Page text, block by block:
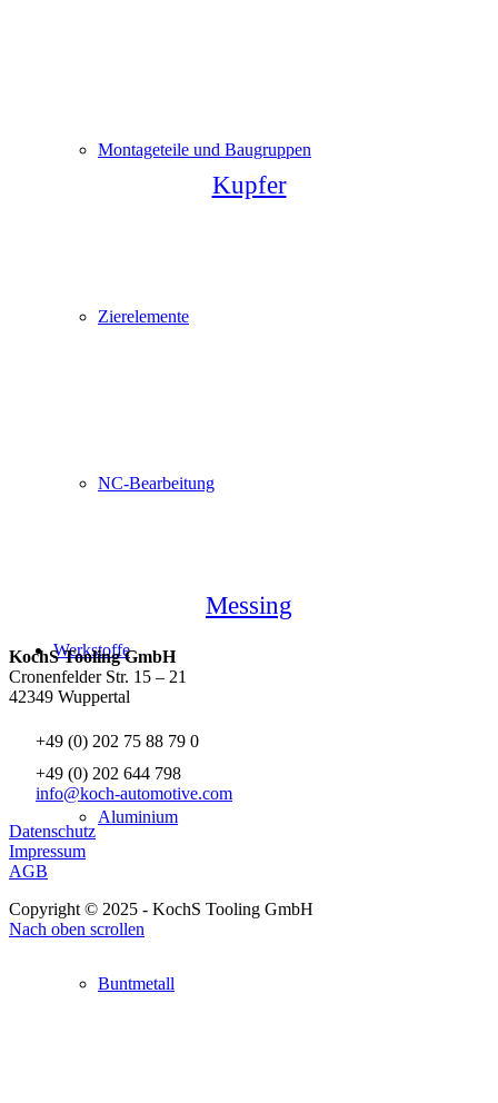
Montageteile und Baugruppen
Zierelemente
NC-Bearbeitung
Werkstoffe
Aluminium
Buntmetall
Kupfer
Messing
KochS Tooling GmbH
Cronenfelder Str. 15 – 21
42349 Wuppertal
+49 (0) 202 75 88 79 0
+49 (0) 202 644 798
info@koch-automotive.com
Datenschutz
Impressum
AGB
Copyright © 2025 - KochS Tooling GmbH
Nach oben scrollen